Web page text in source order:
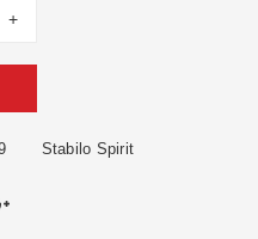
+
Stabilo Spirit